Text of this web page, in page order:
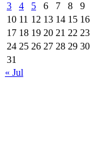
3
4 5 6 7 8
9
10 11 12 13 14 15 16
17 18 19 20 21 22 23
24 25 26 27 28 29 30
31
« Jul